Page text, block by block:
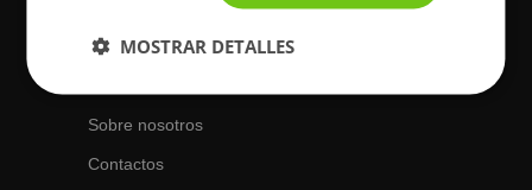
Fines de semana de 10 a 18 hs.
Sobre nosotros
Contactos
MOSTRAR DETALLES